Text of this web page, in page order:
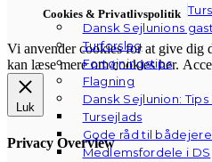
Dansk Sejlunions
Turforslag
Fortøjningstips
Flagning
Dansk Sejlunion:
Tursejlads
Gode råd til
Medlemsfordele i DS
Cookies & Privatlivspolitik
Vi anvender cookies for at give dig
kan læse mere om cookies her.
Luk
Privacy Overview